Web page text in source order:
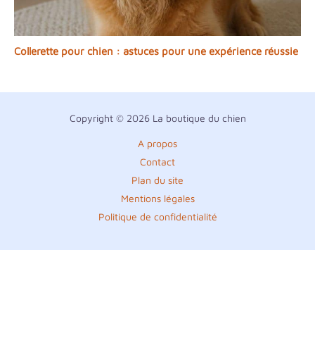
Collerette pour chien : astuces pour une expérience réussie
Copyright © 2026 La boutique du chien
A propos
Contact
Plan du site
Mentions légales
Politique de confidentialité